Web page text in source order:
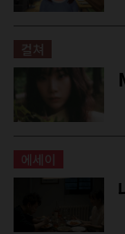
컬쳐
에세이